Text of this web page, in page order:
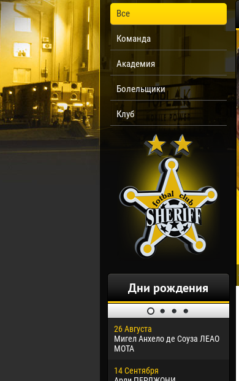
Все
Команда
Академия
Болельщики
Клуб
Дни рождения
26 Августа
Мигел Анхело де Соуза ЛЕАО
МОТА
14 Сентября